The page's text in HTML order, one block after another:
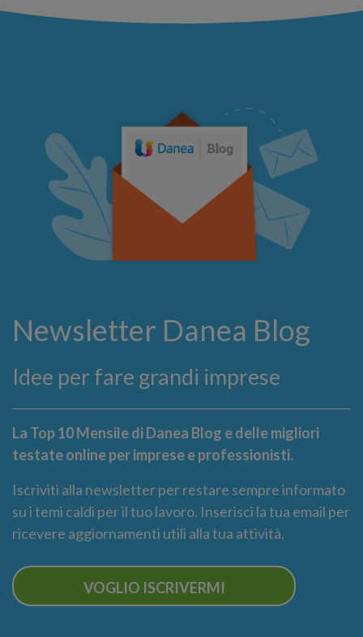
Newsletter Danea Blog
Idee per fare grandi imprese
La Top 10 Mensile di Danea Blog e delle migliori
testate online per imprese e professionisti.
Iscriviti alla newsletter per restare sempre informato
su i temi caldi per il tuo lavoro. Inserisci la tua email per
ricevere aggiornamenti utili alla tua attività.
VOGLIO ISCRIVERMI